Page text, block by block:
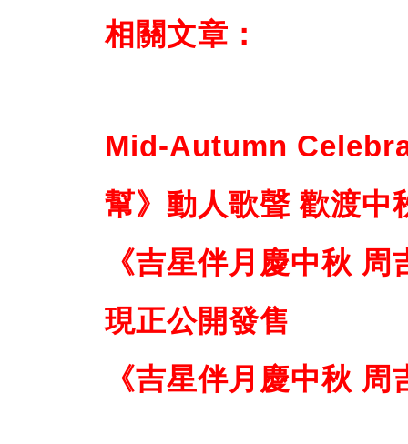
相關文章：
Mid-Autumn
幫》動人歌聲 歡渡中
《吉星伴月慶中秋
現正公開發售
《吉星伴月慶中秋